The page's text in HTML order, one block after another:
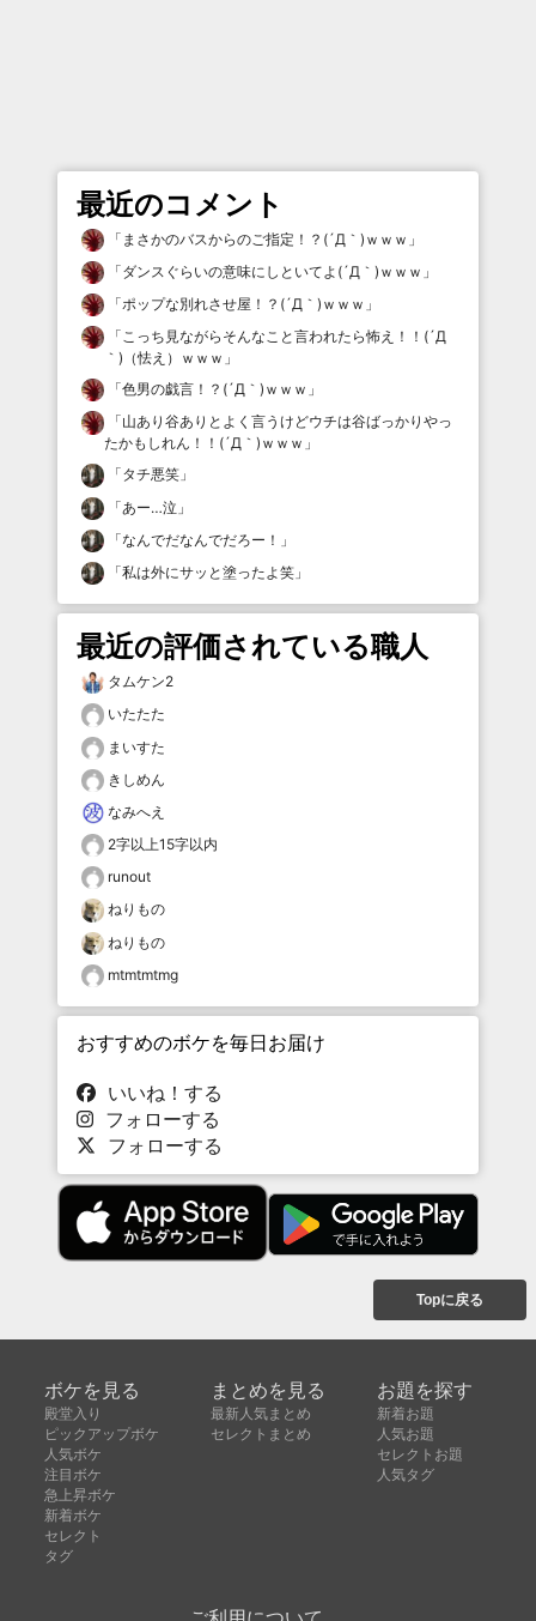
最近のコメント
「 まさかのバスからのご指定！？(´Д｀)ｗｗｗ 」
「ダンスぐらいの意味にしといてよ(´Д｀)ｗｗｗ 」
「ポップな別れさせ屋！？(´Д｀)ｗｗｗ 」
「こっち見ながらそんなこと言われたら怖え！！(´Д
｀)（怯え）ｗｗｗ 」
「色男の戯言！？(´Д｀)ｗｗｗ 」
「山あり谷ありとよく言うけどウチは谷ばっかりやっ
たかもしれん！！(´Д｀)ｗｗｗ 」
「タチ悪笑 」
「あー…泣 」
「なんでだなんでだろー！ 」
「私は外にサッと塗ったよ笑 」
最近の評価されている職人
タムケン2
いたたた
まいすた
きしめん
なみへえ
2字以上15字以内
runout
ねりもの
ねりもの
mtmtmtmg
おすすめのボケを毎日お届け
いいね！する
フォローする
フォローする
Topに戻る
ボケを見る
殿堂入り
ピックアップボケ
人気ボケ
注目ボケ
急上昇ボケ
新着ボケ
セレクト
タグ
まとめを見る
最新人気まとめ
セレクトまとめ
お題を探す
新着お題
人気お題
セレクトお題
人気タグ